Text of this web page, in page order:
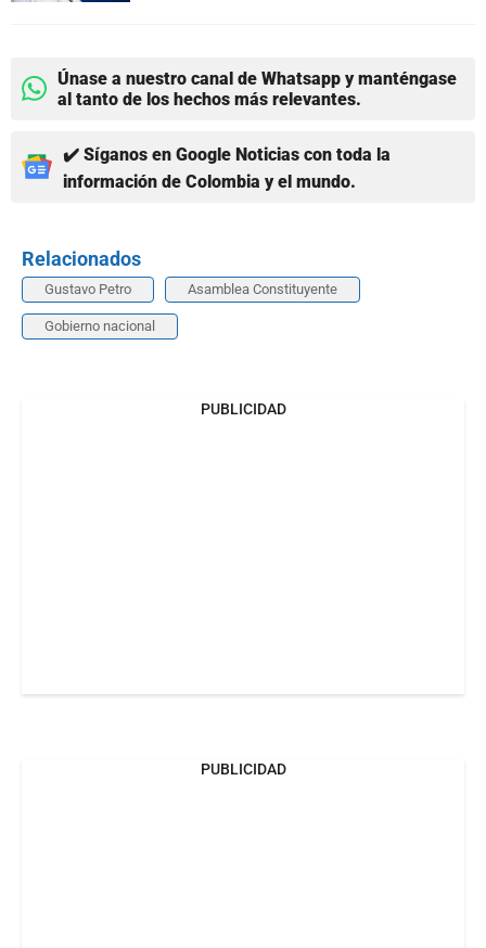
Únase a nuestro canal de Whatsapp y manténgase
al tanto de los hechos más relevantes.
✔️ Síganos en Google Noticias con toda la
información de Colombia y el mundo.
Relacionados
Gustavo Petro Asamblea Constituyente
Gobierno nacional
PUBLICIDAD
PUBLICIDAD